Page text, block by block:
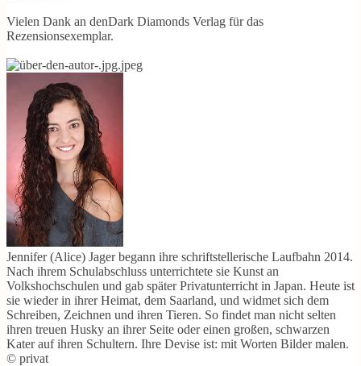
Vielen Dank an denDark Diamonds Verlag für das
Rezensionsexemplar.
Jennifer (Alice) Jager begann ihre schriftstellerische Laufbahn 2014.
Nach ihrem Schulabschluss unterrichtete sie Kunst an
Volkshochschulen und gab später Privatunterricht in Japan. Heute ist
sie wieder in ihrer Heimat, dem Saarland, und widmet sich dem
Schreiben, Zeichnen und ihren Tieren. So findet man nicht selten
ihren treuen Husky an ihrer Seite oder einen großen, schwarzen
Kater auf ihren Schultern. Ihre Devise ist: mit Worten Bilder malen.
© privat